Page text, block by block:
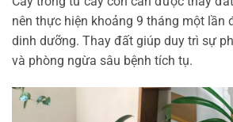
nên thực hiện khoảng 9 tháng một lần
dinh dưỡng. Thay đất giúp duy trì sự
và phòng ngừa sâu bệnh tích tụ.